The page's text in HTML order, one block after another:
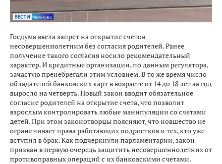
Госдума ввела запрет на открытие счетов
несовершеннолетним без согласия родителей. Ранее
получение такого согласия носило рекомендательный
характер. И кредитные организации, по данным регулятора,
зачастую пренебрегали этим условием. В то же время число
обладателей банковских карт в возрасте от 14 до 18 лет за год
выросло на четверть. Новый закон вводит обязательное
согласие родителей на открытие счета, что позволит
взрослым контролировать любые манипуляции со счетами
детей. При этом законотворцы поясняют, что новшество не
ограничивает права работающих подростков и тех, кто уже
вступил в брак. Как подчеркнули парламентарии, закон
призван в первую очередь защитить несовершеннолетних от
противоправных операций с их банковскими счетами.